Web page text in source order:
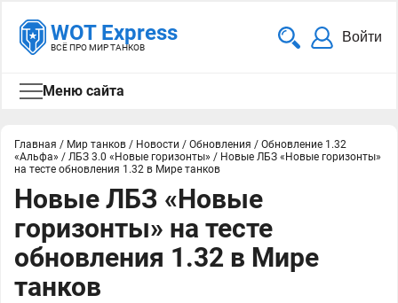
WOT Express
ВСЁ ПРО МИР ТАНКОВ
Войти
Меню сайта
Главная / Мир танков / Новости / Обновления / Обновление 1.32
«Альфа» / ЛБЗ 3.0 «Новые горизонты» / Новые ЛБЗ «Новые горизонты»
на тесте обновления 1.32 в Мире танков
Новые ЛБЗ «Новые
горизонты» на тесте
обновления 1.32 в Мире
танков